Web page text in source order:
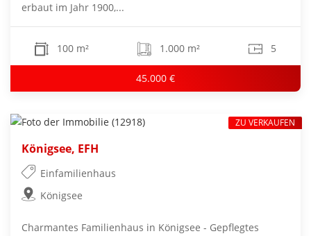
erbaut im Jahr 1900,...
100 m² 1.000 m² 5
45.000 €
Königsee, EFH
Einfamilienhaus
Königsee
Charmantes Familienhaus in Königsee - Gepflegtes
ZU VERKAUFEN